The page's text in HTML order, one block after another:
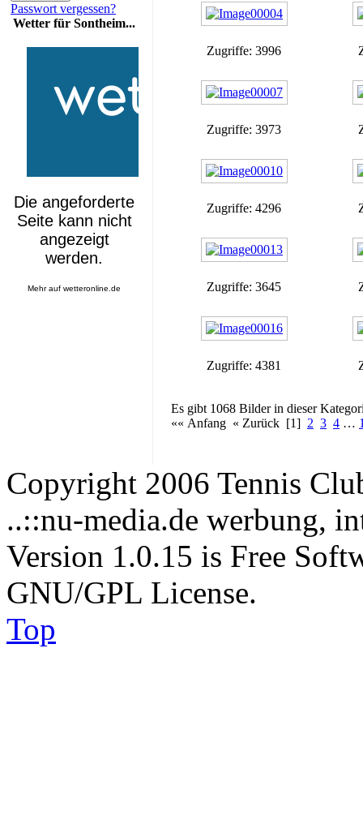
Passwort vergessen?
Wetter für Sontheim...
Mehr aufwetteronline.de
Zugriffe: 3996
Zugriffe: 3973
Zugriffe: 4296
Zugriffe: 3645
Zugriffe: 4381
Es gibt 1068 Bilder in dieser
«« Anfang « Zurück [1] 2 3 4 …
Copyright 2006 Tennis
..::nu-media.de werbung,
Version 1.0.15 is Free
GNU/GPL License.
Top